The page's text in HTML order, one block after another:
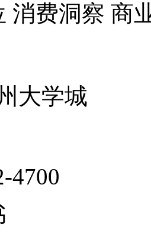
消费洞察 商
大学城
4700